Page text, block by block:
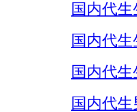
国内代
国内代
国内代生
国内代